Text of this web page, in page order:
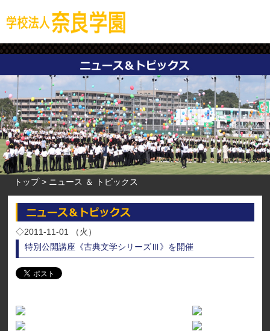
トップ ニュース ＆ トピックス
◇2011-11-01 （火）
特別公開講座《古典文学シリーズⅢ》を開催